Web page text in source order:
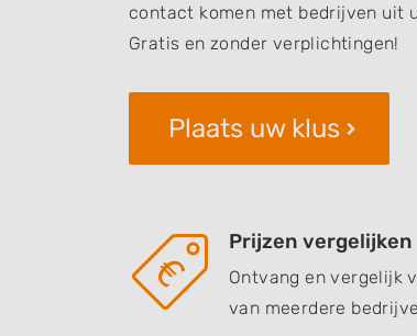
contact komen met bedrijven uit
Gratis en zonder verplichtingen!
Plaats uw klus
Prijzen vergelijken
Ontvang en vergelijk
van meerdere